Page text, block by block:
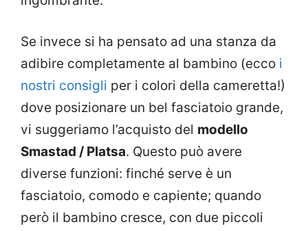
Se invece si ha pensato ad una stanza da
adibire completamente al bambino (ecco i
nostri consigli per i colori della cameretta!)
dove posizionare un bel fasciatoio grande,
vi suggeriamo l’acquisto del modello
Smastad / Platsa. Questo può avere
diverse funzioni: finché serve è un
fasciatoio, comodo e capiente; quando
però il bambino cresce, con due piccoli